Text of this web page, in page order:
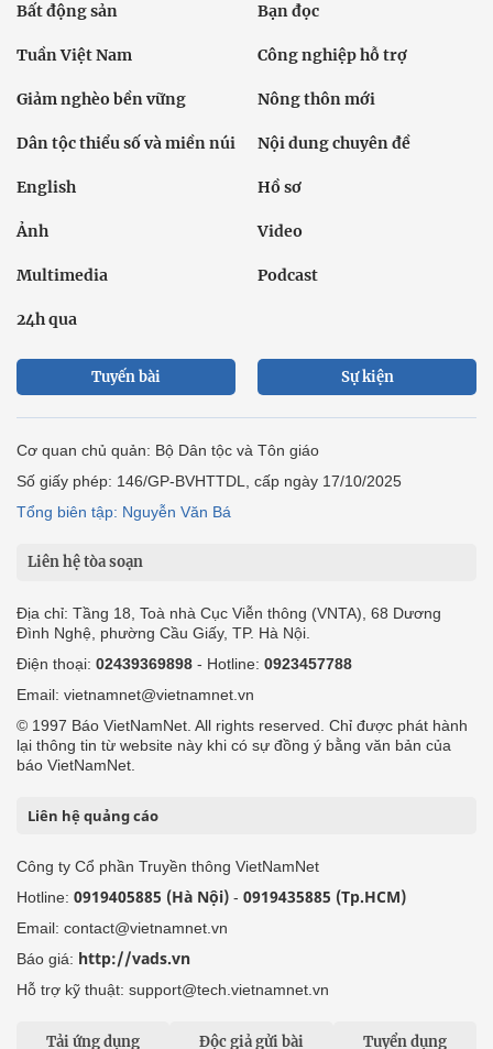
Bất động sản Bạn đọc
Tuần Việt Nam Công nghiệp hỗ trợ
Giảm nghèo bền vững Nông thôn mới
Dân tộc thiểu số và miền núi Nội dung chuyên đề
English Hồ sơ
Ảnh Video
Multimedia Podcast
24h qua
Tuyến bài Sự kiện
Cơ quan chủ quản: Bộ Dân tộc và Tôn giáo
Số giấy phép: 146/GP-BVHTTDL, cấp ngày 17/10/2025
Tổng biên tập: Nguyễn Văn Bá
Liên hệ tòa soạn
Địa chỉ: Tầng 18, Toà nhà Cục Viễn thông (VNTA), 68 Dương
Đình Nghệ, phường Cầu Giấy, TP. Hà Nội.
Điện thoại: 02439369898 - Hotline: 0923457788
Email: vietnamnet@vietnamnet.vn
© 1997 Báo VietNamNet. All rights reserved. Chỉ được phát hành
lại thông tin từ website này khi có sự đồng ý bằng văn bản của
báo VietNamNet.
Liên hệ quảng cáo
Công ty Cổ phần Truyền thông VietNamNet
Hotline: 0919405885 (Hà Nội) - 0919435885 (Tp.HCM)
Email: contact@vietnamnet.vn
Báo giá: http://vads.vn
Hỗ trợ kỹ thuật: support@tech.vietnamnet.vn
Tải ứng dụng Độc giả gửi bài Tuyển dụng